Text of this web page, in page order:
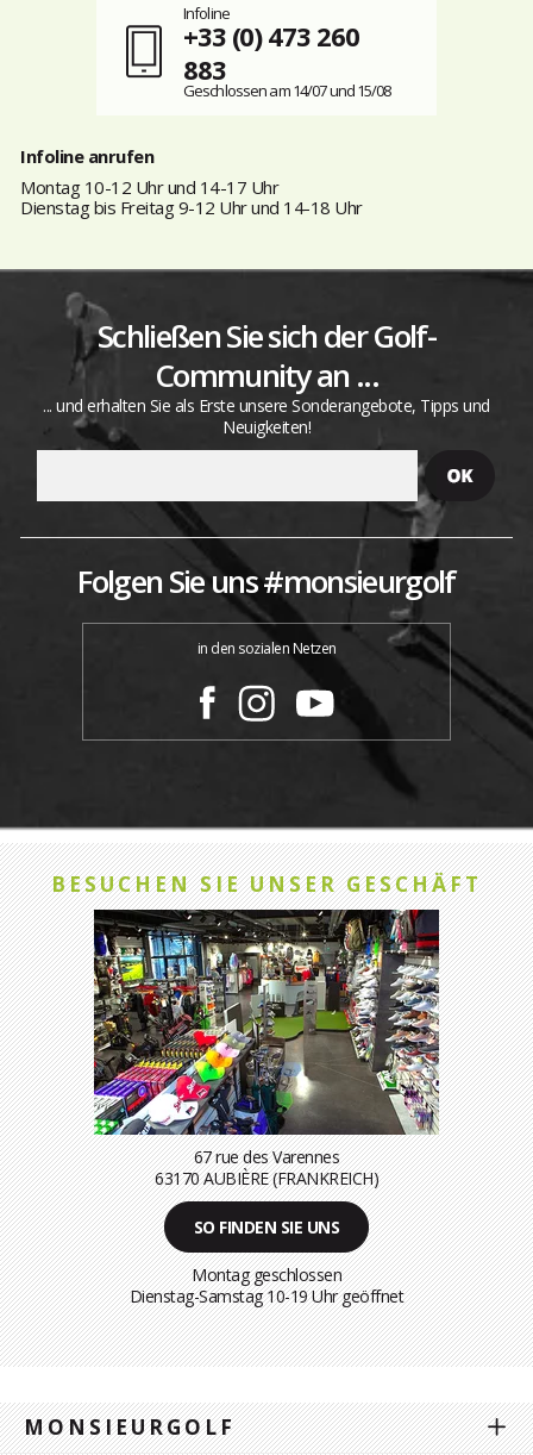
Infoline
+33 (0) 473 260
883
Geschlossen am 14/07 und 15/08
Infoline anrufen
Montag 10-12 Uhr und 14-17 Uhr
Dienstag bis Freitag 9-12 Uhr und 14-18 Uhr
Schließen Sie sich der Golf-
Community an ...
... und erhalten Sie als Erste unsere Sonderangebote, Tipps und
Neuigkeiten!
Folgen Sie uns #monsieurgolf
in den sozialen Netzen
BESUCHEN SIE UNSER GESCHÄFT
67 rue des Varennes
63170 AUBIÈRE (FRANKREICH)
SO FINDEN SIE UNS
Montag geschlossen
Dienstag-Samstag 10-19 Uhr geöffnet
MONSIEURGOLF